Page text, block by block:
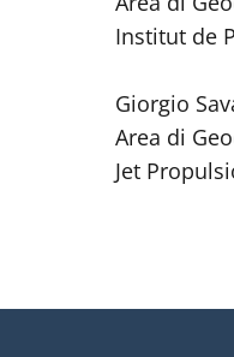
Institut de
Giorgio
Area di
Jet